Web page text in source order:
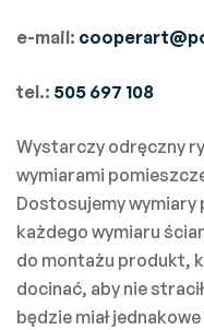
e-mail:
tel.: 505 697 108
Wystarczy odręczny
wymiarami
Dostosujemy
każdego wymiaru
do montażu produkt,
docinać, aby nie
będzie miał